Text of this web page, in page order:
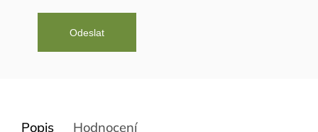
Popis Hodnocení